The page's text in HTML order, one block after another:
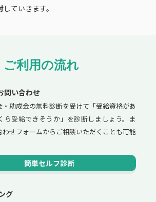
していきます。
ご利用の流れ
問い合わせ
・助成金の無料診断を受けて「受給資格があ
ら受給できそうか」を診断しましょう。ま
わせフォームからご相談いただくことも可能
簡単セルフ診断
グ